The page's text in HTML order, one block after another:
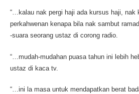
“…kalau nak pergi haji ada kursus haji, nak
perkahwenan kenapa bila nak sambut
-suara seorang ustaz di corong radio.
“…mudah-mudahan puasa tahun ini lebih
ustaz di kaca tv.
“…ini la masa untuk mendapatkan berat